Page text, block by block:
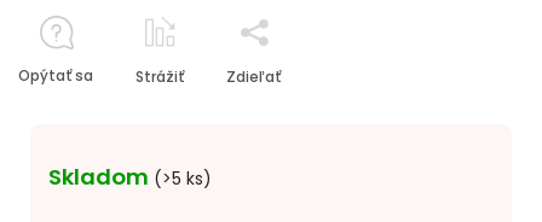
Skladom (>5 ks)
Opýtať sa Strážiť Zdieľať